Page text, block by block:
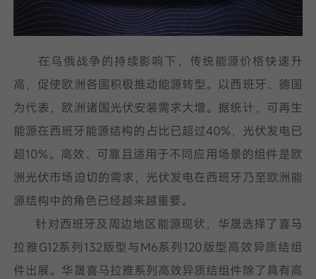
在乌俄战争的持续影响下，传统能源价格快速升
高，促使欧洲各国积极推动能源转型。以西班牙、德国
为代表，欧洲诸国光伏安装需求大增。据统计，可再生
能源在西班牙能源结构的占比已超过40%，光伏发电已
超10%。高效、可靠且适用于不同应用场景的组件是欧
洲光伏市场迫切的需求，光伏发电在西班牙乃至欧洲能
源结构中的角色已经越来越重要。
针对西班牙及周边地区能源现状，华晟选择了喜马
拉雅G12系列132版型与M6系列120版型高效异质结组
件出展。华晟喜马拉雅系列高效异质结组件除了具有高